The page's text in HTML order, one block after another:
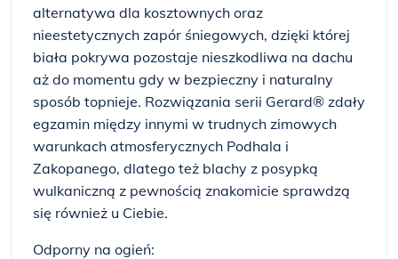
alternatywa dla kosztownych oraz
nieestetycznych zapór śniegowych, dzięki której
biała pokrywa pozostaje nieszkodliwa na dachu
aż do momentu gdy w bezpieczny i naturalny
sposób topnieje. Rozwiązania serii Gerard® zdały
egzamin między innymi w trudnych zimowych
warunkach atmosferycznych Podhala i
Zakopanego, dlatego też blachy z posypką
wulkaniczną z pewnością znakomicie sprawdzą
się również u Ciebie.
Odporny na ogień: